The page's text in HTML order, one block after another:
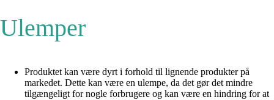
Ulemper
Produktet kan være dyrt i forhold til lignende produkter på
markedet. Dette kan være en ulempe, da det gør det mindre
tilgængeligt for nogle forbrugere og kan være en hindring for at